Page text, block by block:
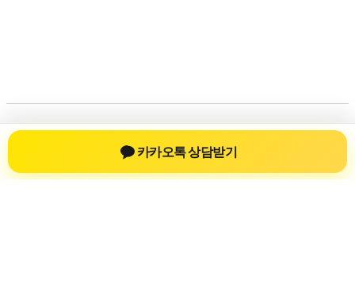
저작권 © 2026 💚신차장기렌트💚 | 제공처:
아스트라 워드프레스
테마
카카오톡 상담받기